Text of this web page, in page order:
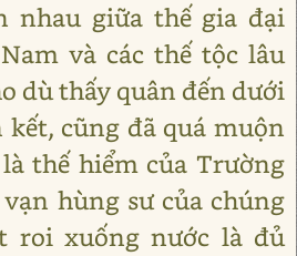
nhau giữa thế gia đại
và các thế tộc lâu
dù thấy quân đến dưới
cũng đã quá muộn
thế hiểm của Trường
hùng sư của chúng
roi xuống nước là đủ